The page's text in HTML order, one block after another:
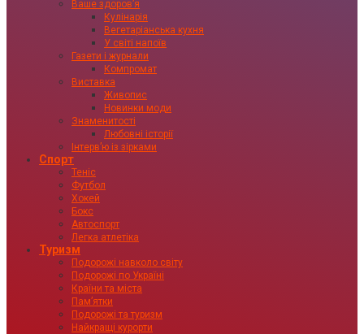
Ваше здоровʼя
Кулінарія
Вегетаріанська кухня
У світі напоїв
Газети і журнали
Компромат
Виставка
Живопис
Новинки моди
Знаменитості
Любовні історії
Інтервʼю із зірками
Спорт
Теніс
Футбол
Хокей
Бокс
Автоспорт
Легка атлетіка
Туризм
Подорожі навколо світу
Подорожі по Україні
Країни та міста
Пам’ятки
Подорожі та туризм
Найкращі курорти